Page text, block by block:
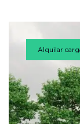
Alquilar